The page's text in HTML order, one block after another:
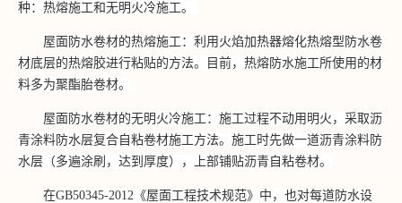
种：热熔施工和无明火冷施工。
屋面防水卷材的热熔施工 ： 利用火焰加热器熔化热熔型防水卷
材底层的热熔胶进行粘贴的方法。目前，热熔防水施工所使用的材
料多为聚酯胎卷材。
屋面防水卷材的无明火冷施工 ： 施工过程不动用明火，采取沥
青涂料防水层复合自粘卷材施工方法。施工时先做一道沥青涂料防
水层（多遍涂刷，达到厚度），上部铺贴沥青自粘卷材。
在GB50345-2012《屋面工程技术规范》中，也对每道防水设